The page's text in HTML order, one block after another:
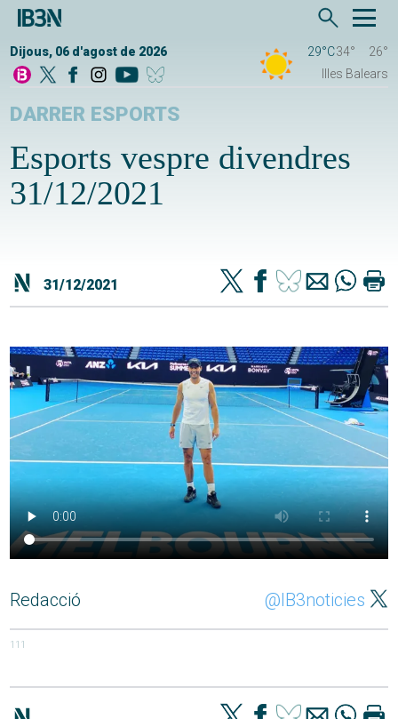
Dijous, 06 d'agost de 2026 29°C34°
26°
Illes Balears
DARRER ESPORTS
Esports vespre divendres
31/12/2021
31/12/2021
Redacció @IB3noticies
111